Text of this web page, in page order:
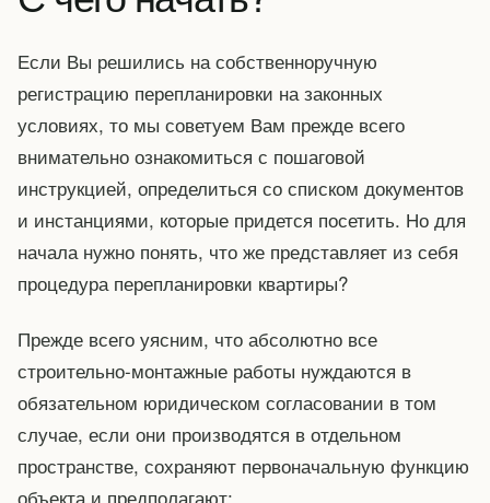
Если Вы решились на собственноручную
регистрацию перепланировки на законных
условиях, то мы советуем Вам прежде всего
внимательно ознакомиться с пошаговой
инструкцией, определиться со списком документов
и инстанциями, которые придется посетить. Но для
начала нужно понять, что же представляет из себя
процедура перепланировки квартиры?
Прежде всего уясним, что абсолютно все
строительно-монтажные работы нуждаются в
обязательном юридическом согласовании в том
случае, если они производятся в отдельном
пространстве, сохраняют первоначальную функцию
объекта и предполагают: